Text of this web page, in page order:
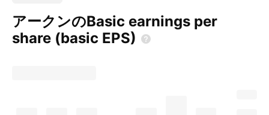
アークンのBasic earnings per
share (basic EPS)